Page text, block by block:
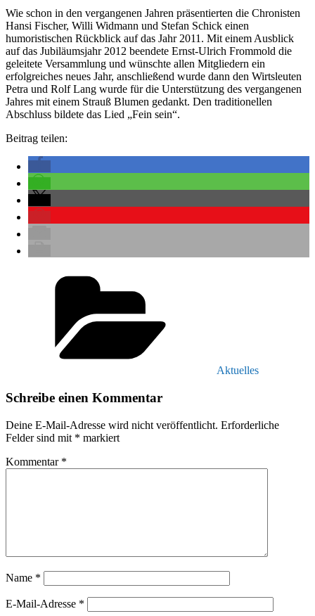
Wie schon in den vergangenen Jahren präsentierten die Chronisten
Hansi Fischer, Willi Widmann und Stefan Schick einen
humoristischen Rückblick auf das Jahr 2011. Mit einem Ausblick
auf das Jubiläumsjahr 2012 beendete Ernst-Ulrich Frommold die
geleitete Versammlung und wünschte allen Mitgliedern ein
erfolgreiches neues Jahr, anschließend wurde dann den Wirtsleuten
Petra und Rolf Lang wurde für die Unterstützung des vergangenen
Jahres mit einem Strauß Blumen gedankt. Den traditionellen
Abschluss bildete das Lied „Fein sein“.
Beitrag teilen:
Aktuelles
Schreibe einen Kommentar
Deine E-Mail-Adresse wird nicht veröffentlicht. Erforderliche
Felder sind mit * markiert
Kommentar *
Name *
E-Mail-Adresse *